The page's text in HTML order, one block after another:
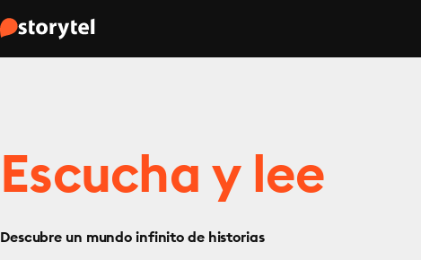
Escucha y lee
Descubre un mundo infinito de historias